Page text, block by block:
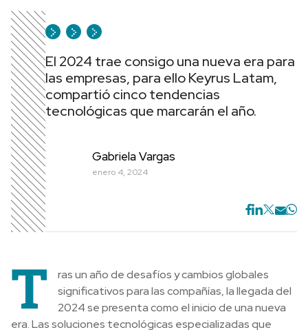
El 2024 trae consigo una nueva era para
las empresas, para ello Keyrus Latam,
compartió cinco tendencias
tecnológicas que marcarán el año.
Gabriela Vargas
enero 4, 2024
T
ras un año de desafíos y cambios globales
significativos para las compañías, la llegada del
2024 se presenta como el inicio de una nueva
era. Las soluciones tecnológicas especializadas que